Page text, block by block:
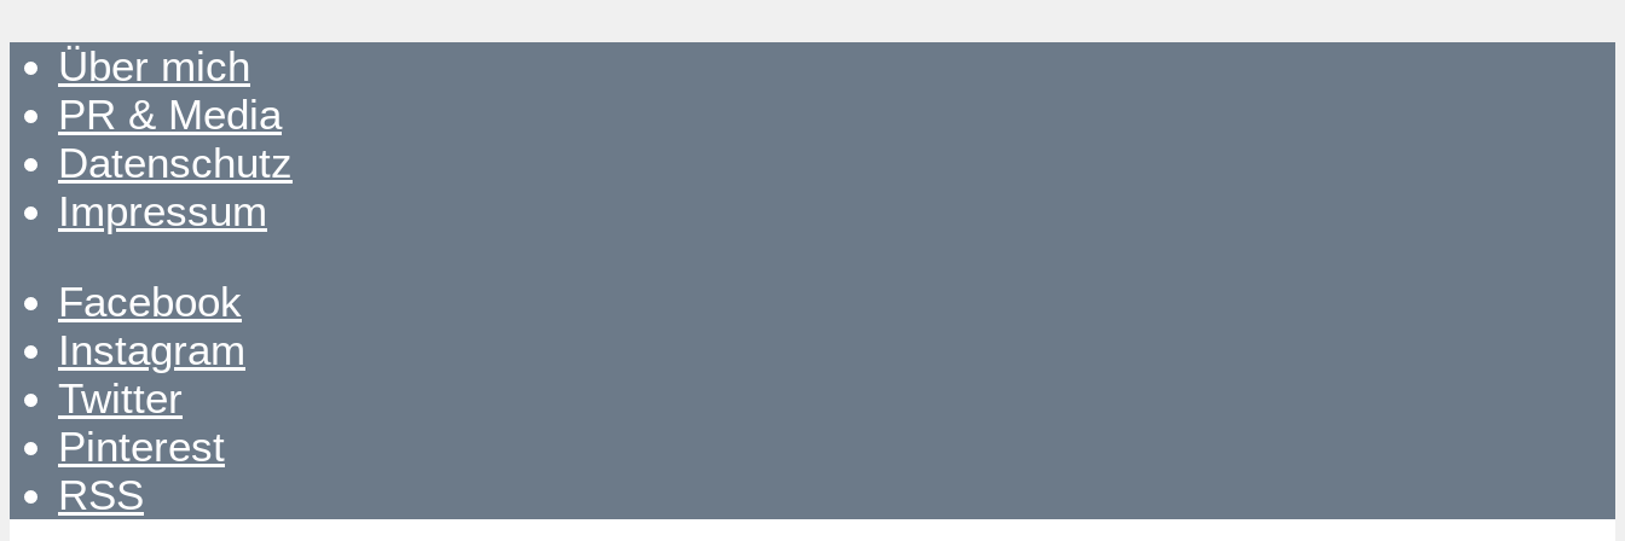
Über mich
PR & Media
Datenschutz
Impressum
Facebook
Instagram
Twitter
Pinterest
RSS